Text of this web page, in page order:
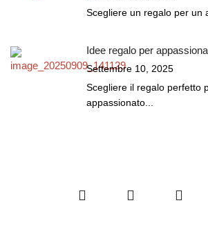
Scegliere un regalo per un
Idee regalo per
Settembre 10, 2025
Scegliere il regalo perfetto
appassionato...